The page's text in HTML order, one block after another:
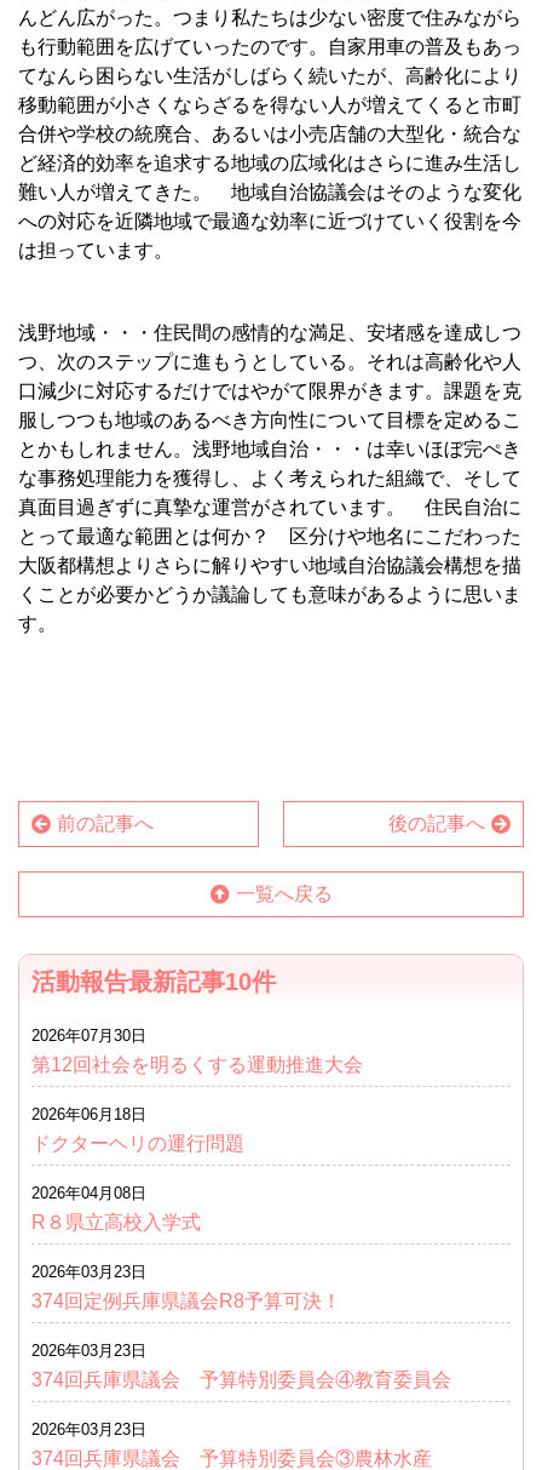
んどん広がった。つまり私たちは少ない密度で住みながら
も行動範囲を広げていったのです。自家用車の普及もあっ
てなんら困らない生活がしばらく続いたが、高齢化により
移動範囲が小さくならざるを得ない人が増えてくると市町
合併や学校の統廃合、あるいは小売店舗の大型化・統合な
ど経済的効率を追求する地域の広域化はさらに進み生活し
難い人が増えてきた。 地域自治協議会はそのような変化
への対応を近隣地域で最適な効率に近づけていく役割を今
は担っています。
浅野地域・・・住民間の感情的な満足、安堵感を達成しつ
つ、次のステップに進もうとしている。それは高齢化や人
口減少に対応するだけではやがて限界がきます。課題を克
服しつつも地域のあるべき方向性について目標を定めるこ
とかもしれません。浅野地域自治・・・は幸いほぼ完ぺき
な事務処理能力を獲得し、よく考えられた組織で、そして
真面目過ぎずに真摯な運営がされています。 住民自治に
とって最適な範囲とは何か？ 区分けや地名にこだわった
大阪都構想よりさらに解りやすい地域自治協議会構想を描
くことが必要かどうか議論しても意味があるように思いま
す。
前の記事へ 後の記事へ
一覧へ戻る
活動報告最新記事10件
2026年07月30日
第12回社会を明るくする運動推進大会
2026年06月18日
ドクターヘリの運行問題
2026年04月08日
R８県立高校入学式
2026年03月23日
374回定例兵庫県議会R8予算可決！
2026年03月23日
374回兵庫県議会 予算特別委員会④教育委員会
2026年03月23日
374回兵庫県議会 予算特別委員会③農林水産